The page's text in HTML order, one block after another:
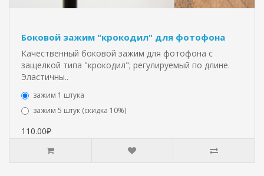
Боковой зажим "крокодил" для фотофона
Качественный боковой зажим для фотофона с
защелкой типа "крокодил"; регулируемый по длине.
Эластичны..
зажим 1 штука
зажим 5 штук (скидка 10%)
110.00₽